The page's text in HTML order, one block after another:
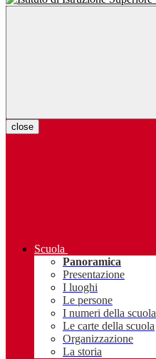
close
Scuola
Panoramica
Presentazione
I luoghi
Le persone
I numeri della scuola
Le carte della scuola
Organizzazione
La storia